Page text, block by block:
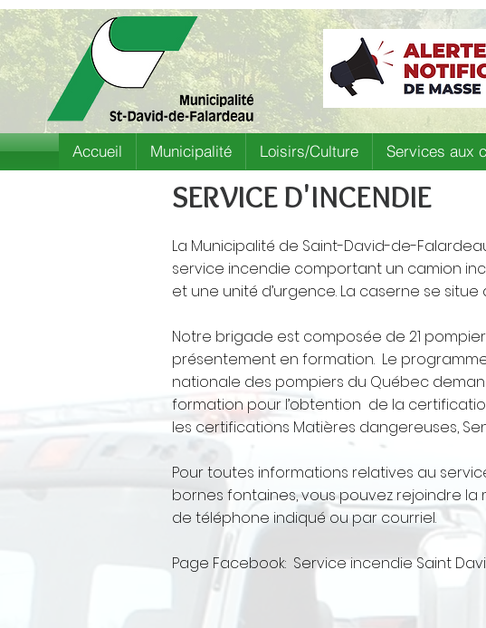
SERVICE D'INCENDIE
La Municipalité de Saint-David-de-
service incendie comportant un camion
et une unité d’urgence. La caserne se situe
Notre brigade est composée de 21
présentement en formation. Le programme
nationale des pompiers du Québec
formation pour l’obtention de la
les certifications Matières dangereuses,
Pour toutes informations relatives au
bornes fontaines, vous pouvez rejoindre la
de téléphone indiqué ou par courriel.
Page Facebook: Service incendie Saint
Accueil Municipalité Loisirs/Culture Services aux